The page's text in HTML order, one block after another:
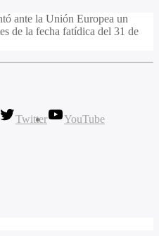
ante la Unión Europea un
de la fecha fatídica del 31 de
Twitter
YouTube